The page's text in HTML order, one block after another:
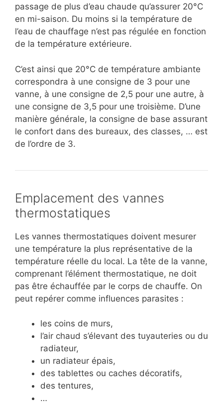
passage de plus d’eau chaude qu’assurer 20°C
en mi-saison. Du moins si la température de
l’eau de chauffage n’est pas régulée en fonction
de la température extérieure.
C’est ainsi que 20°C de température ambiante
correspondra à une consigne de 3 pour une
vanne, à une consigne de 2,5 pour une autre, à
une consigne de 3,5 pour une troisième. D’une
manière générale, la consigne de base assurant
le confort dans des bureaux, des classes, … est
de l’ordre de 3.
Emplacement des vannes
thermostatiques
Les vannes thermostatiques doivent mesurer
une température la plus représentative de la
température réelle du local. La tête de la vanne,
comprenant l’élément thermostatique, ne doit
pas être échauffée par le corps de chauffe. On
peut repérer comme influences parasites :
les coins de murs,
l’air chaud s’élevant des tuyauteries ou du
radiateur,
un radiateur épais,
des tablettes ou caches décoratifs,
des tentures,
…